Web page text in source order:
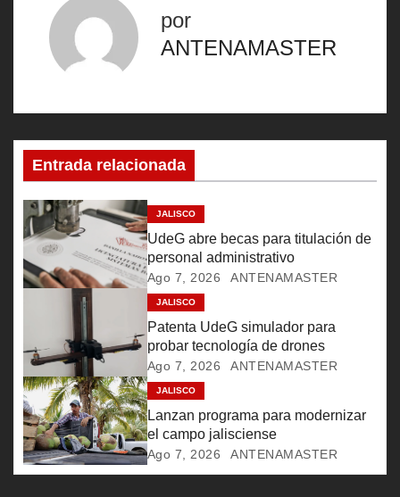
c
i
ó
n
d
e
n
t
r
por
ANTENAMASTER
Entrada relacionada
JALISCO
UdeG abre becas para titulación de
personal administrativo
Ago 7, 2026 ANTENAMASTER
JALISCO
Patenta UdeG simulador para
probar tecnología de drones
Ago 7, 2026 ANTENAMASTER
JALISCO
Lanzan programa para modernizar
el campo jalisciense
Ago 7, 2026 ANTENAMASTER